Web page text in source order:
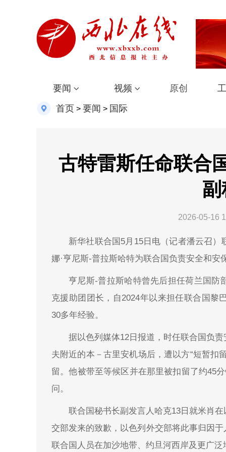
要闻 视频 原创
首页 > 要闻 > 国际
古特雷斯任命联合
2026-05-16
新华社联合国5月15日电（记者潘云召
娜·亨尼斯-普拉斯哈特为联合国负责安全和
亨尼斯-普拉斯哈特曾先后担任荷兰国防
克援助团团长，自2024年以来担任联合国黎
30多年经验。
据以色列媒体12日报道，时任联合国负
夫附近的本－古里安机场后，遭以方“短暂扣
留。他被带至等候区并在那里被扣留了约45
问。
联合国秘书长副发言人哈克13日就米肖
交部发来的致歉，以色列外交部将此事归因
联合国人员在加沙地带、约旦河西岸及更广